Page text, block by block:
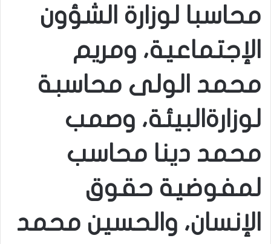
محاسبا لوزارة الشؤون
الإجتماعية، ومريم
محمد الولى محاسبة
لوزارةالبيئة، وصمب
محمد دينا محاسب
لمفوضية حقوق
الإنسان، والحسين محمد